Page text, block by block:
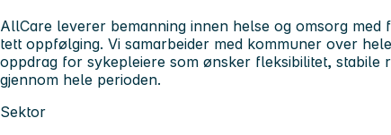
AllCare leverer bemanning innen helse og omsorg
tett oppfølging. Vi samarbeider med kommuner over
oppdrag for sykepleiere som ønsker fleksibilitet, stabile
gjennom hele perioden.
Sektor